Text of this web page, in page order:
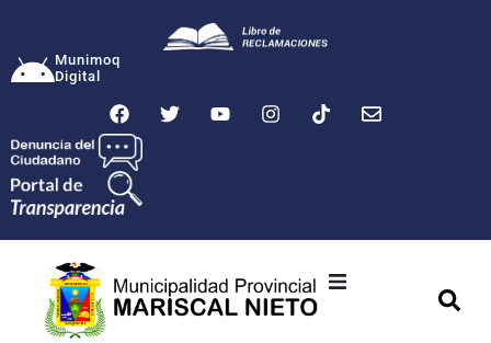
Munimoq
Digital